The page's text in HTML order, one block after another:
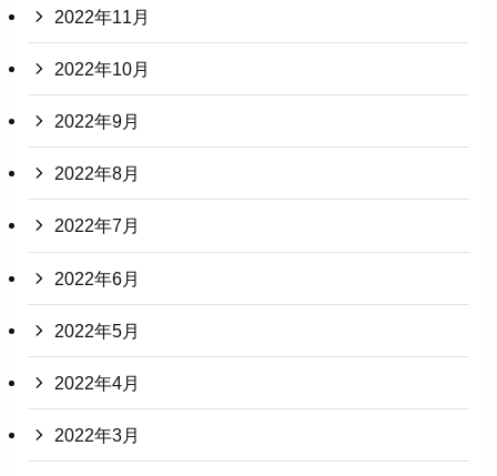
2022年11月
2022年10月
2022年9月
2022年8月
2022年7月
2022年6月
2022年5月
2022年4月
2022年3月